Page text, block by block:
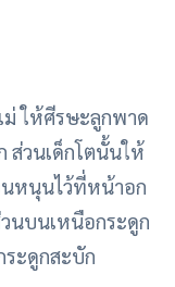
ให้ศีรษะลูกพาด
ส่วนเด็กโตนั้นให้
หนุนไว้ที่หน้าอก
นบนเหนือกระดูก
ระดูกสะบัก